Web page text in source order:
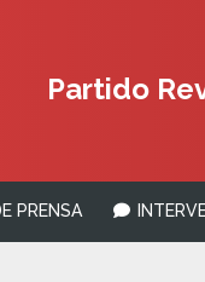
Partido
PRENSA